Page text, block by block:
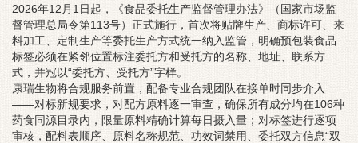
2026年12月1日起，《食品委托生产监督管理办法》（国家市场监
督管理总局令第113号）正式施行，首次将贴牌生产、商标许可、来
料加工、定制生产等委托生产方式统一纳入监管，明确预包装食品
标签必须在紧邻位置标注委托方和受托方的名称、地址、联系方
式，并冠以“委托方、受托方”字样。
康瑞生物将合规服务前置，配备专业合规团队在接单时同步介入
——对标新规要求，对配方原料逐一审查，确保所有成分均在106种
药食同源目录内，限量原料精确计算每日摄入量；对标签进行逐项
审核，配料表顺序、原料名称规范、功效词禁用、委托双方信息“双